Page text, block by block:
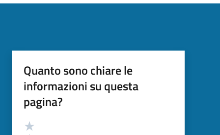
Quanto sono chiare le
informazioni su questa
pagina?
Valutazione